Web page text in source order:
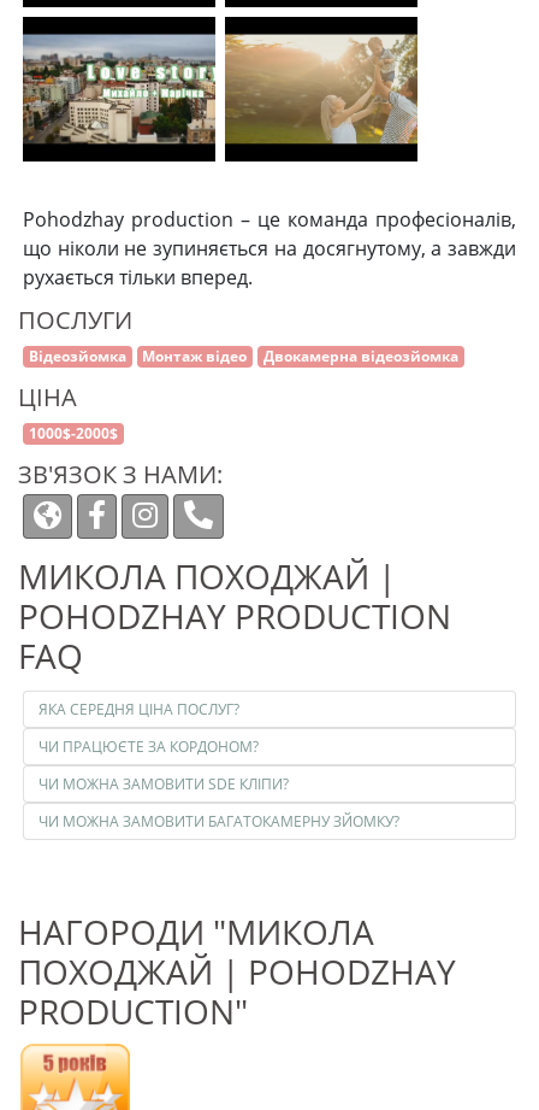
Pohodzhay production – це команда професіоналів,
що ніколи не зупиняється на досягнутому, а завжди
рухається тільки вперед.
ПОСЛУГИ
Відеозйомка Монтаж відео Двокамерна відеозйомка
ЦІНА
1000$-2000$
ЗВ'ЯЗОК З НАМИ:
МИКОЛА ПОХОДЖАЙ |
POHODZHAY PRODUCTION
FAQ
ЯКА СЕРЕДНЯ ЦІНА ПОСЛУГ?
ЧИ ПРАЦЮЄТЕ ЗА КОРДОНОМ?
ЧИ МОЖНА ЗАМОВИТИ SDE КЛІПИ?
ЧИ МОЖНА ЗАМОВИТИ БАГАТОКАМЕРНУ ЗЙОМКУ?
НАГОРОДИ "МИКОЛА
ПОХОДЖАЙ | POHODZHAY
PRODUCTION"